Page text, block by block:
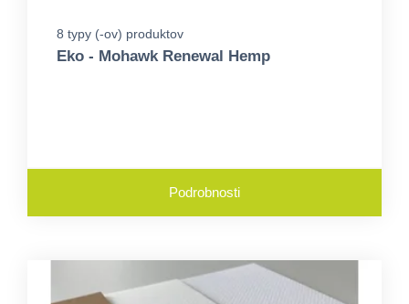
8 typy (-ov) produktov
Eko - Mohawk Renewal Hemp
Podrobnosti